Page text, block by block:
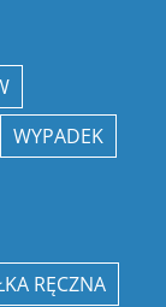
WYPADEK
RĘCZNA